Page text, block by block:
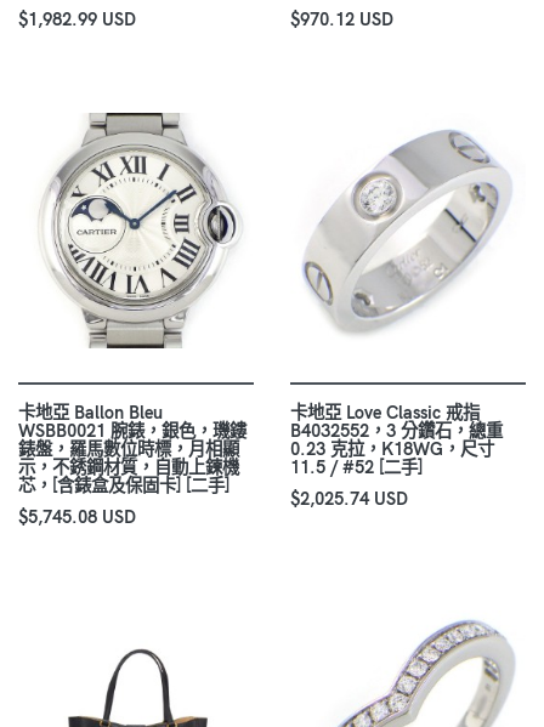
$1,982.99 USD
$970.12 USD
卡地亞 Ballon Bleu
WSBB0021 腕錶，銀色，璣鏤
錶盤，羅馬數位時標，月相顯
示，不銹鋼材質，自動上鍊機
芯，[含錶盒及保固卡] [二手]
$5,745.08 USD
卡地亞 Love Classic 戒指
B4032552，3 分鑽石，總重
0.23 克拉，K18WG，尺寸
11.5 / #52 [二手]
$2,025.74 USD